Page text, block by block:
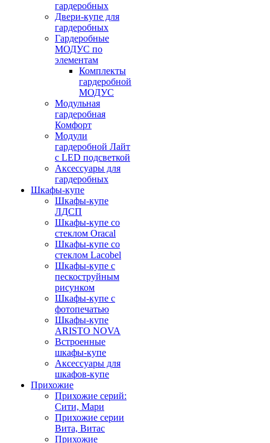
гардеробных
Двери-купе для
гардеробных
Гардеробные
МОДУС по
элементам
Комплекты
гардеробной
МОДУС
Модульная
гардеробная
Комфорт
Модули
гардеробной Лайт
с LED подсветкой
Аксессуары для
гардеробных
Шкафы-купе
Шкафы-купе
ЛДСП
Шкафы-купе со
стеклом Oracal
Шкафы-купе со
стеклом Lacobel
Шкафы-купе с
пескоструйным
рисунком
Шкафы-купе с
фотопечатью
Шкафы-купе
ARISTO NOVA
Встроенные
шкафы-купе
Аксессуары для
шкафов-купе
Прихожие
Прихожие серий:
Сити, Мари
Прихожие серии
Вита, Витас
Прихожие